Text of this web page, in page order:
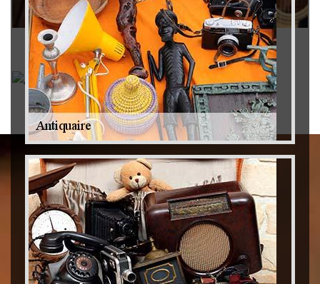
Rachat instrument de musique 79
Achat antiquité 79